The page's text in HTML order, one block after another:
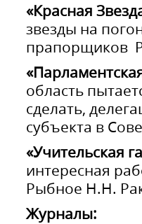
«Красная
звезды на
прапорщиков
область
сделать,
субъекта в
«Учительская
интересная
Рыбное Н.Н.
Журналы: